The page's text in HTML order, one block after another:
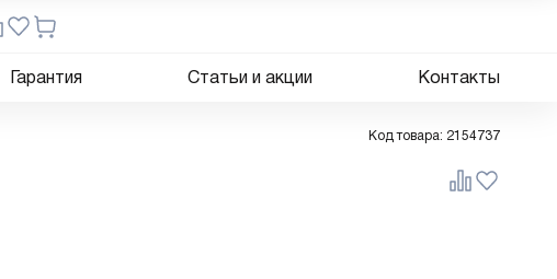
Гарантия Статьи и акции Контакты
Код товара: 2154737